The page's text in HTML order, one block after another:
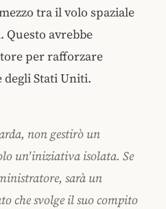
tra il volo spaziale
Questo avrebbe
per rafforzare
Stati Uniti.
non gestirò un
un'iniziativa isolata. Se
sarà un
che svolge il suo compito